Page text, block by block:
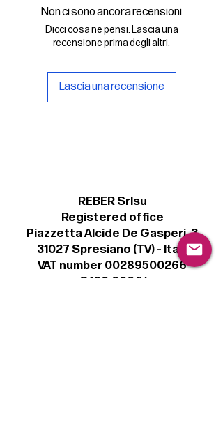
- la licenza d'uso delle grafiche
Il File SVG è compatibile con Adobe,
Cricut Design, Cricut
Procreate e Affinity
Non ci sono ancora recensioni
Dicci cosa ne pensi. Lascia una
recensione prima degli altri.
Lascia una recensione
REBER Srlsu
Registered office
Piazzetta Alcide De Gasperi, 3
31027 Spresiano (TV) - Italy
VAT number 00289500266
€ 100.000 IV